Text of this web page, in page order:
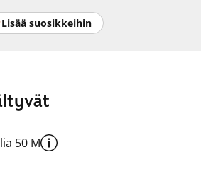
Lisää suosikkeihin
50 M